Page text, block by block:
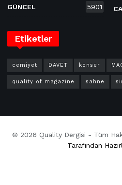
GÜNCEL 5901
Etiketler
cemiyet DAVET konser
quality of magazine sahne
© 2026 Quality Dergisi - Tüm
Tarafından